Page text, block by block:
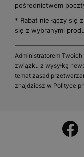
pośrednictwem
* Rabat nie łączy się
się z wybranymi
Administratorem
związku z wysyłką
temat zasad
znajdziesz w Polityce